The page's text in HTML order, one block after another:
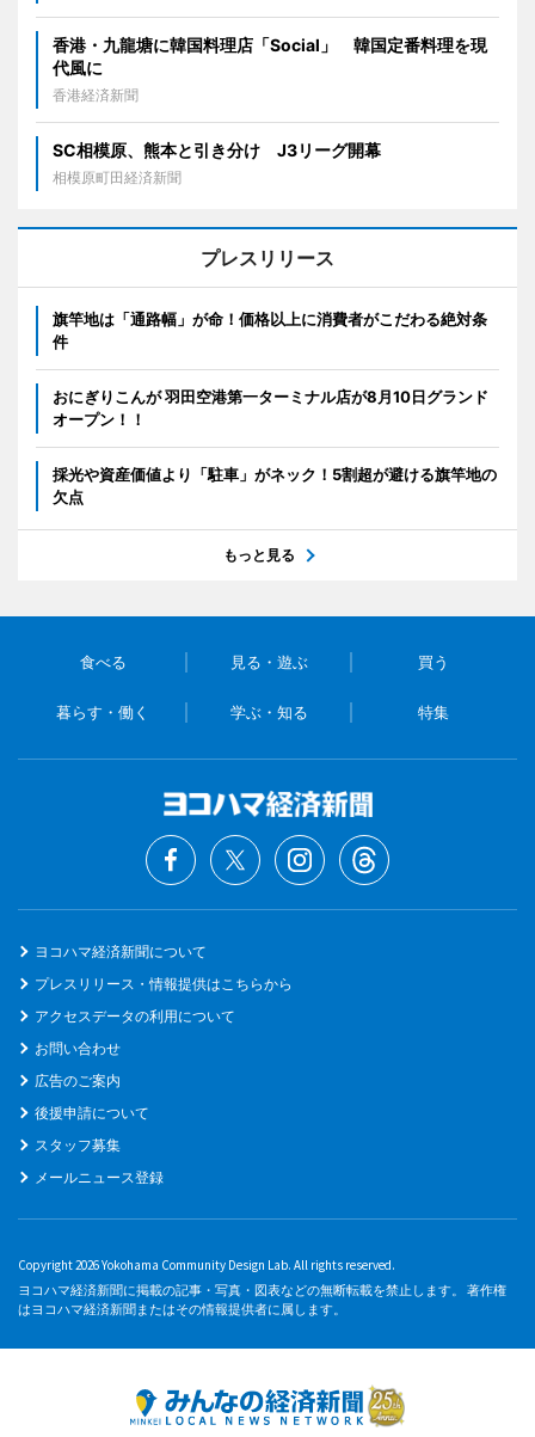
香港・九龍塘に韓国料理店「Social」 韓国定番料理を現
代風に
香港経済新聞
SC相模原、熊本と引き分け J3リーグ開幕
相模原町田経済新聞
プレスリリース
旗竿地は「通路幅」が命！価格以上に消費者がこだわる絶対条
件
おにぎりこんが 羽田空港第一ターミナル店が8月10日グランド
オープン！！
採光や資産価値より「駐車」がネック！5割超が避ける旗竿地の
欠点
もっと見る
食べる 見る・遊ぶ 買う
暮らす・働く 学ぶ・知る 特集
ヨコハマ経済新聞について
プレスリリース・情報提供はこちらから
アクセスデータの利用について
お問い合わせ
広告のご案内
後援申請について
スタッフ募集
メールニュース登録
Copyright 2026 Yokohama Community Design Lab. All rights reserved.
ヨコハマ経済新聞に掲載の記事・写真・図表などの無断転載を禁止します。 著作権
はヨコハマ経済新聞またはその情報提供者に属します。